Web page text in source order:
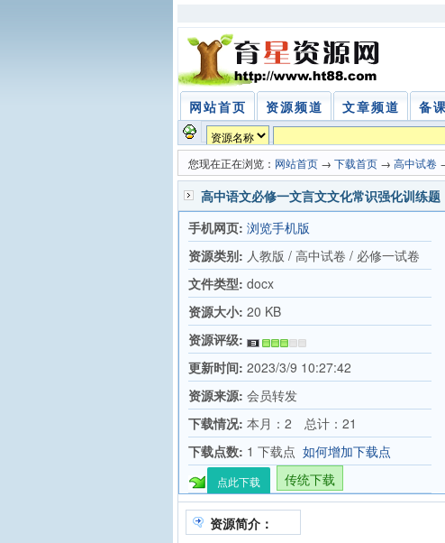
网站首页 资源频道 文章频道 备
您现在正在浏览： 网站首页 → 下载首页 → 高中试卷
高中语文必修一文言文文化常识强化训练题
手机网页: 浏览手机版
资源类别: 人教版 / 高中试卷 / 必修一试卷
文件类型: docx
资源大小: 20 KB
资源评级:
更新时间: 2023/3/9 10:27:42
资源来源: 会员转发
下载情况: 本月：2 总计：21
下载点数: 1 下载点 如何增加下载点
点此下载 传统下载
资源简介：